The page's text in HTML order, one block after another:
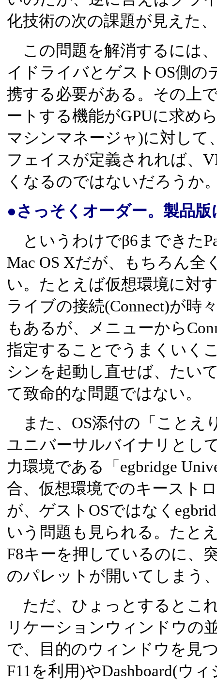
化技術の次の課題が見えた
この問題を解消するには
イドライバとゲストOS側
携する必要がある。その上
ートする機能がGPUに求め
マシンマネージャ)に対して
フェイスが定義されれば、
くなるのではないだろうか
●さっそくオーダー。製品版
というわけでβ6まできた
Mac OS Xだが、もちろん全
い。たとえば仮想環境に対
ライブの接続(Connect)が時
もあるが、メニューから
指定することでうまくいく
シンを起動し直せば、たい
て致命的な問題ではない。
また、OS添付の「ことえ
ユニバーサルバイナリとし
力環境である「egbridge
合、仮想環境でのキースト
が、ゲストOSではなく
いう問題も見られる。たと
F8キーを押しているのに、
のパレットが開いてしまう
ただ、ひょっとするとこ
リケーションウィンドウの
で、目的のウィンドウを見
F11を利用)やDashboard(ウ